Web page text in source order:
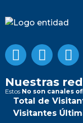
Nuestras
Estos No son canales
Total de
Visitantes